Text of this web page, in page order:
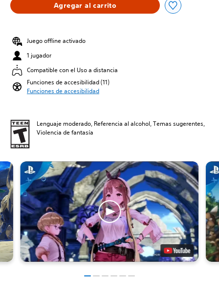
Agregar al carrito
Juego offline activado
1 jugador
Compatible con el Uso a distancia
Funciones de accesibilidad (11)
Funciones de accesibilidad
Lenguaje moderado, Referencia al alcohol, Temas sugerentes,
Violencia de fantasía